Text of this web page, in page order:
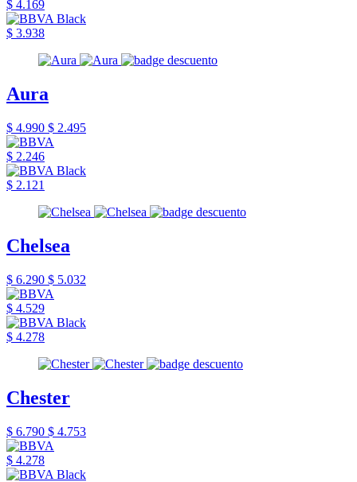
$ 4.169
$ 3.938
Aura
$ 4.990 $ 2.495
$ 2.246
$ 2.121
Chelsea
$ 6.290 $ 5.032
$ 4.529
$ 4.278
Chester
$ 6.790 $ 4.753
$ 4.278